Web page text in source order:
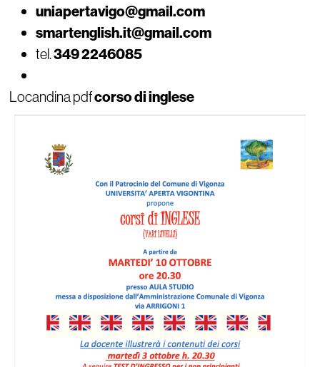
uniapertavigo@gmail.com
smartenglish.it@gmail.com
tel.349 2246085
Locandina pdfcorso di inglese